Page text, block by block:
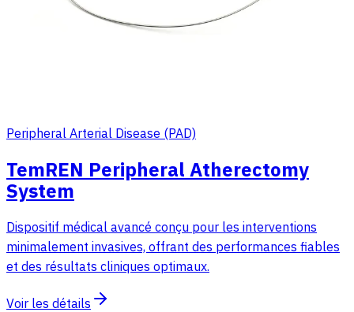
Peripheral Arterial Disease (PAD)
TemREN Peripheral Atherectomy
System
Dispositif médical avancé conçu pour les interventions
minimalement invasives, offrant des performances fiables
et des résultats cliniques optimaux.
Voir les détails